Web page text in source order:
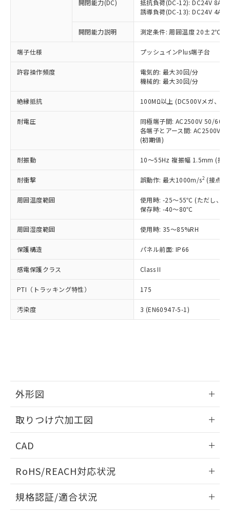
開閉能力(DC)
抵抗負荷(DC-12): DC24V 8A/
誘導負荷(DC-13): DC24V 4A/
開閉能力説明 測定条件: 周囲温度 20±2℃、
端子仕様 プッシュインPlus端子台
許容操作頻度
電気的: 最大30回/分
機械的: 最大30回/分
絶縁抵抗 100MΩ以上 (DC500Vメガ、点
耐電圧
同極端子間: AC2500V 50/
各端子とアース間: AC2500V
(初期値)
耐振動 10～55Hz 複振幅 1.5mm (接
耐衝撃 誤動作: 最大1000m/s2 (接点
周囲温度範囲
使用時: -25～55℃ (ただし、氷
保存時: -40～80℃
周囲湿度範囲 使用時: 35～85%RH
保護構造 パネル前面: IP66
感電保護クラス Class II
PTI（トラッキング特性） 175
汚染度 3 (EN60947-5-1)
外形図
取りつけ穴加工図
CAD
ドすることができます。
ログイン/会員登録
RoHS/REACH対応状況
EU RoHS 注意事項・凡例
規格認証/適合状況
ことをご了承ください。
在庫状況および標準価格照会結果は、
記載している更新日時点での社内デー
タに基づき作成されるものであり、閲
覧された時点での実際の在庫および標
準価格とは異なる場合があることをご
正式な納期状況および標準価格はお客
様のお取引先、またはお客様担当のオ
ムロン制御機器販売店・当社販売員に
オムロン制御機器販売店や当社販売拠
販売ネットワーク
」をご確認
在庫状況および標準価格結果を当社の
事前の承諾なく第三者に漏洩または開
示しないようお願いします。
マイパーツ機能（部品リスト作成サー
ビス）をご利用いただくには、I-Web
メンバーズにご登録されている必要が
お客様が当ウェブサイト上で当社にご
登録された部品リストについて、当社
および当社の共同利用者が、当社の製
品・サービスに関するお客様との取
引・商談に必要な範囲で利用すること
をご了承ください。
※当社の共同利用者とは、"個人情報
の「1.共同利
用者の範囲」に記載されている法人を
むを得ず変更することがあります。
*EU RoHS指令（10物質）：
鉛(Pb) 1000ppm以下、 水銀(Hg) 1000ppm以下、 カド
ミウム(Cd) 100ppm以下、
六価クロム(Cr(Ⅵ)) 1000ppm以下、ポリ臭化ビフェニル
類(PBB) 1000ppm以下、ポリ臭化ジフェニルエーテル類
(PBDE) 1000ppm以下、フタル酸ビス(2-エチルヘキシ
ル) (DEHP)(別名：DOP) 1000ppm以下、フタル酸ブチ
(DIBP) 1000ppm以下
但し、RoHS指令で産業用監視および制御機器に対する
フタル酸エステル類の４物質については閾値を超える意
図的な使用がないことを確認しています。
部品在庫の切り替え状況などにより、予定
月が前後することがあります。
※3 非含有証明書ダウンロード
下記の非含有証明書をダウンロードするこ
とができます。
EU RoHS指令（10物質）の非含有証明書
51物質の非含有証明書（当社基準）
※本証明書は発行日時点で非含有を証明す
欄に対応日を記載しておりました。
既に当社にて対応品への在庫切替を完了
り、2022年1月12日より割愛しておりま
す。
「－」：未確認です。当社販売部門へお問
*中国RoHS10物質の基準値 (GB/T26572)：
Pb(鉛) :1000ppm、 Hg(水銀) : 1000ppm、 Cd(カドミウ
ニル類) : 1000ppm、 PBDEs(ポリ臭化ジフェニルエーテ
DBP(フタル酸ジブチル) : 1000ppm、 DIBP(フタル酸ジ
イソブチル) : 1000ppm、 BBP(フタル酸ブチルベンジ
ル) : 1000ppm、
DEHP(フタル酸ビス(2-エチルヘキシル)) : 1000ppm
「ｅ」：有害物質（10物質）のすべてが基
準値以下であることを示します。
「10」：通常の使用状況下において有害物
質が外部に漏えいし、環境に深刻な影響を
及ぼさない年数を意味します。
「－」：未確認です。当社販売部門へお問
い合わせください。
当社は、これら貴社製品のうち、外国
為替および外国貿易法に定める商品
（以下｢規制貨物等」という）を輸出
または国外への提供する場合は、日本
国政府の輸出許可(または役務取引許
可)を取得するなどの必要な手続きを
当社は規制貨物を破棄する場合は、完
全に破砕するなど、違法に輸出されな
いよう必要な手段を講じます。
当社は貴社製品を、核兵器、ミサイ
ル、化学兵器、生物兵器またはその他
武器並びにこれらの製造装置等に一切
当社は、貴社製品を第三者に販売する
場合は、上記1、2および3の内容を当
該第三者に通知します。また当社は、
販売先および販売に係わる関係者が違
法に輸出するおそれがある場合は、取
り引きをいたしません。
○ 一定数以上の在庫あり
一定数には満たないが在庫あり
在庫なし(最新の在庫状況につ
いては、お客様のお取引先、ま
たはお客様担当のオムロン制御
機器販売店・当社販売員にご確
白
受注生産機種、また在庫状況の
情報を公開していない機種